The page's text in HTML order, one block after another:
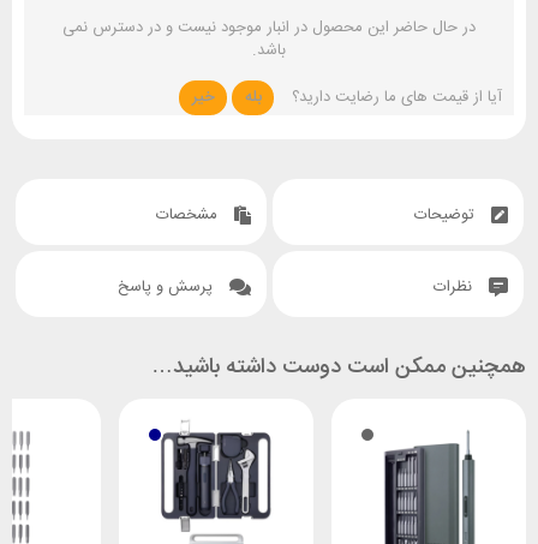
در حال حاضر این محصول در انبار موجود نیست و در دسترس نمی
باشد.
آیا از قیمت های ما رضایت دارید؟
بله خیر
توضیحات مشخصات
نظرات پرسش و پاسخ
همچنین ممکن است دوست داشته باشید…